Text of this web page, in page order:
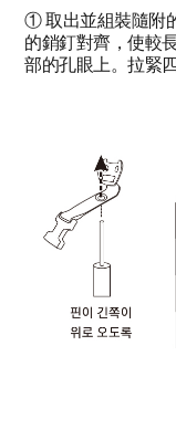
① 取出並組裝隨附
的銷釘對齊，使較
部的孔眼上。拉緊